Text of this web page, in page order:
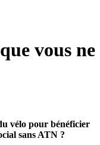
vous ne
vélo pour bénéficier
sans ATN ?